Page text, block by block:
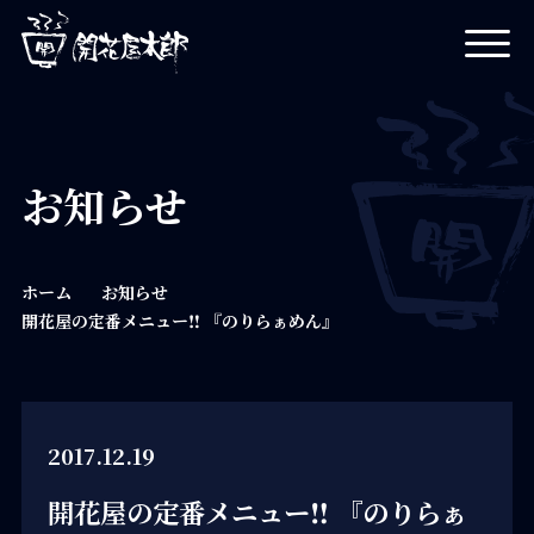
お知らせ
ホーム
お知らせ
開花屋の定番メニュー‼️ 『のりらぁめん』
2017.12.19
開花屋の定番メニュー‼️ 『のりらぁ